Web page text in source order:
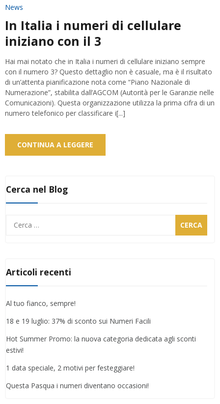
News
In Italia i numeri di cellulare
iniziano con il 3
Hai mai notato che in Italia i numeri di cellulare iniziano sempre
con il numero 3? Questo dettaglio non è casuale, ma è il risultato
di un’attenta pianificazione nota come “Piano Nazionale di
Numerazione”, stabilita dall’AGCOM (Autorità per le Garanzie nelle
Comunicazioni). Questa organizzazione utilizza la prima cifra di un
numero telefonico per classificare i[...]
CONTINUA A LEGGERE
Cerca nel Blog
Articoli recenti
Al tuo fianco, sempre!
18 e 19 luglio: 37% di sconto sui Numeri Facili
Hot Summer Promo: la nuova categoria dedicata agli sconti
estivi!
1 data speciale, 2 motivi per festeggiare!
Questa Pasqua i numeri diventano occasioni!